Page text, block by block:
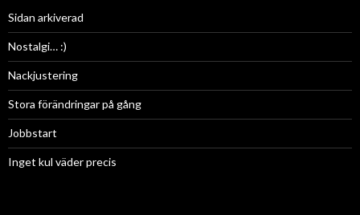
Sidan arkiverad
Nostalgi… :)
Nackjustering
Stora förändringar på gång
Jobbstart
Inget kul väder precis